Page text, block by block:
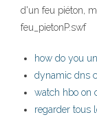
d'un feu piéton,
feu_pietonP.swf
how do you
dynamic dns
watch hbo on
regarder tous